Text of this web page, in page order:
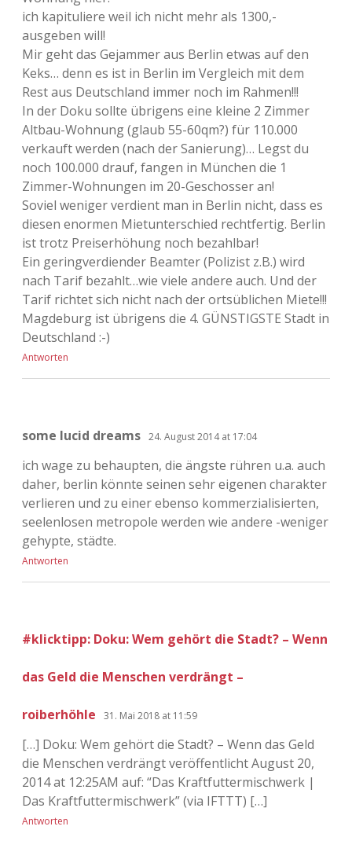
ich kapituliere weil ich nicht mehr als 1300,-
ausgeben will!
Mir geht das Gejammer aus Berlin etwas auf den
Keks… denn es ist in Berlin im Vergleich mit dem
Rest aus Deutschland immer noch im Rahmen!!!
In der Doku sollte übrigens eine kleine 2 Zimmer
Altbau-Wohnung (glaub 55-60qm?) für 110.000
verkauft werden (nach der Sanierung)… Legst du
noch 100.000 drauf, fangen in München die 1
Zimmer-Wohnungen im 20-Geschosser an!
Soviel weniger verdient man in Berlin nicht, dass es
diesen enormen Mietunterschied rechtfertig. Berlin
ist trotz Preiserhöhung noch bezahlbar!
Ein geringverdiender Beamter (Polizist z.B.) wird
nach Tarif bezahlt…wie viele andere auch. Und der
Tarif richtet sich nicht nach der ortsüblichen Miete!!!
Magdeburg ist übrigens die 4. GÜNSTIGSTE Stadt in
Deutschland :-)
Antworten
some lucid dreams 24. August 2014 at 17:04
ich wage zu behaupten, die ängste rühren u.a. auch
daher, berlin könnte seinen sehr eigenen charakter
verlieren und zu einer ebenso kommerzialisierten,
seelenlosen metropole werden wie andere -weniger
gehypte, städte.
Antworten
#klicktipp: Doku: Wem gehört die Stadt? – Wenn
das Geld die Menschen verdrängt –
roiberhöhle 31. Mai 2018 at 11:59
[…] Doku: Wem gehört die Stadt? – Wenn das Geld
die Menschen verdrängt veröffentlicht August 20,
2014 at 12:25AM auf: “Das Kraftfuttermischwerk |
Das Kraftfuttermischwerk” (via IFTTT) […]
Antworten